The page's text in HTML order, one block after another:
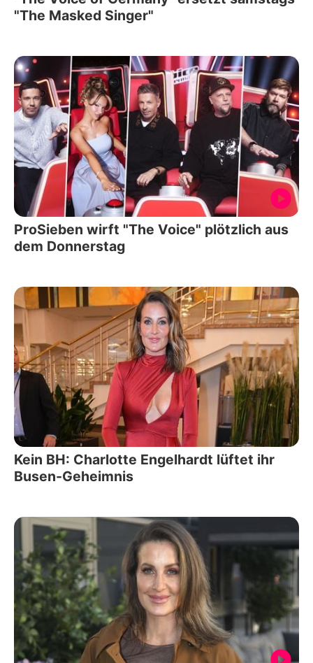
"The Masked Singer"
ProSieben wirft "The Voice" plötzlich aus
dem Donnerstag
Kein BH: Charlotte Engelhardt lüftet ihr
Busen-Geheimnis